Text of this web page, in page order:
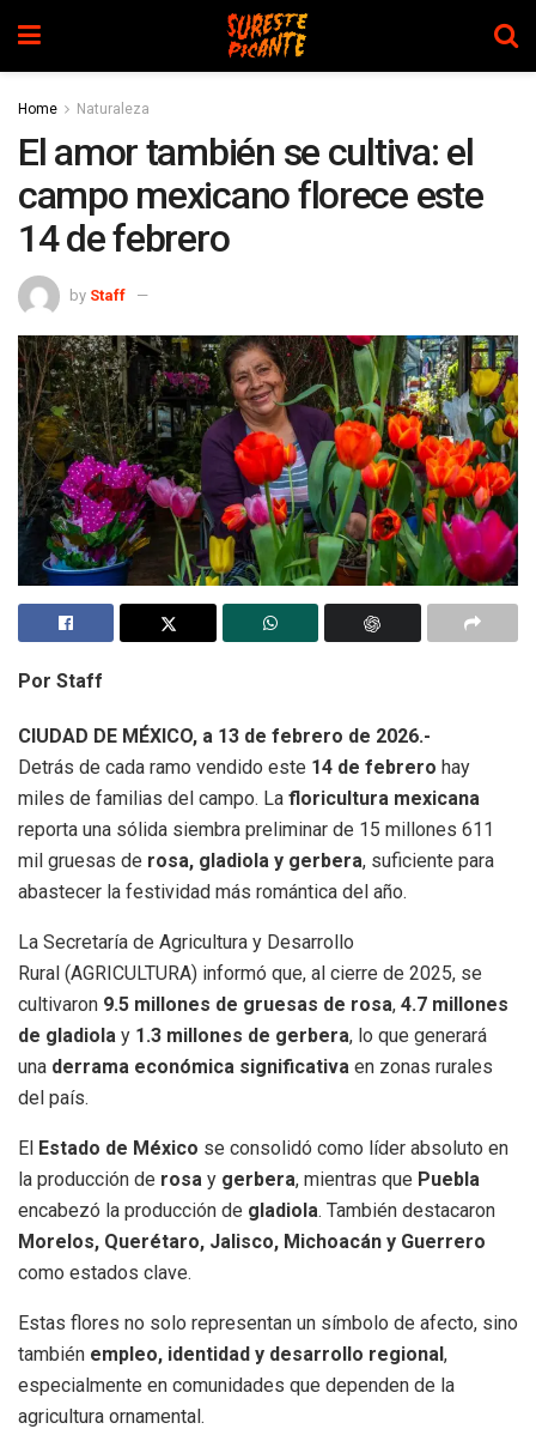
Home Naturaleza
El amor también se cultiva: el
campo mexicano florece este
14 de febrero
by Staff
Por Staff
CIUDAD DE MÉXICO, a 13 de febrero de 2026.-
Detrás de cada ramo vendido este 14 de febrero hay
miles de familias del campo. La floricultura mexicana
reporta una sólida siembra preliminar de 15 millones 611
mil gruesas de rosa, gladiola y gerbera, suficiente para
abastecer la festividad más romántica del año.
La Secretaría de Agricultura y Desarrollo
Rural (AGRICULTURA) informó que, al cierre de 2025, se
cultivaron 9.5 millones de gruesas de rosa, 4.7 millones
de gladiola y 1.3 millones de gerbera, lo que generará
una derrama económica significativa en zonas rurales
del país.
El Estado de México se consolidó como líder absoluto en
la producción de rosa y gerbera, mientras que Puebla
encabezó la producción de gladiola. También destacaron
Morelos, Querétaro, Jalisco, Michoacán y Guerrero
como estados clave.
Estas flores no solo representan un símbolo de afecto, sino
también empleo, identidad y desarrollo regional,
especialmente en comunidades que dependen de la
agricultura ornamental.